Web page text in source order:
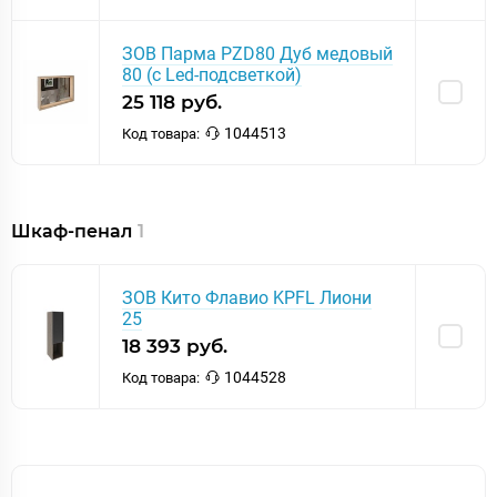
ЗОВ Парма PZD80 Дуб медовый
80 (с Led-подсветкой)
25 118 руб.
Код товара: 1044513
Шкаф-пенал 1
ЗОВ Кито Флавио KPFL Лиони
25
18 393 руб.
Код товара: 1044528